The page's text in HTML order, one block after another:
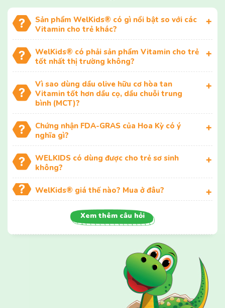
Sản phẩm WelKids® có gì nổi bật so với các
Vitamin cho trẻ khác?
WelKids® có phải sản phẩm Vitamin cho trẻ
tốt nhất thị trường không?
Vì sao dùng dầu olive hữu cơ hòa tan
Vitamin tốt hơn dầu cọ, dầu chuỗi trung
bình (MCT)?
Chứng nhận FDA-GRAS của Hoa Kỳ có ý
nghĩa gì?
WELKIDS có dùng được cho trẻ sơ sinh
không?
WelKids® giá thế nào? Mua ở đâu?
Xem thêm câu hỏi